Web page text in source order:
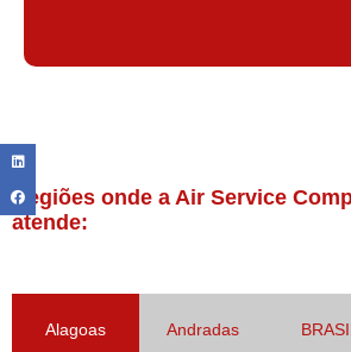
Regiões onde a Air Service
atende:
Alagoas Andradas